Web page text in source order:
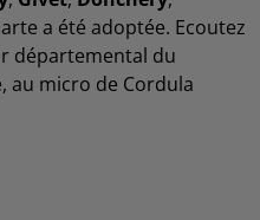
a été adoptée. Ecoutez
départemental du
au micro de Cordula